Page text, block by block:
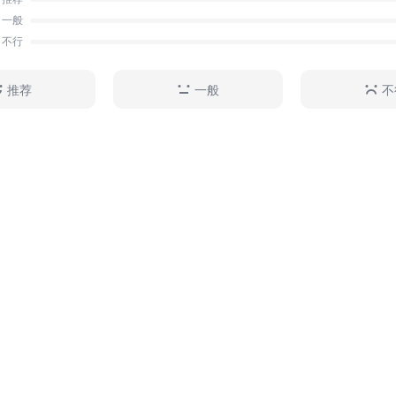
一般
不行
推荐 一般